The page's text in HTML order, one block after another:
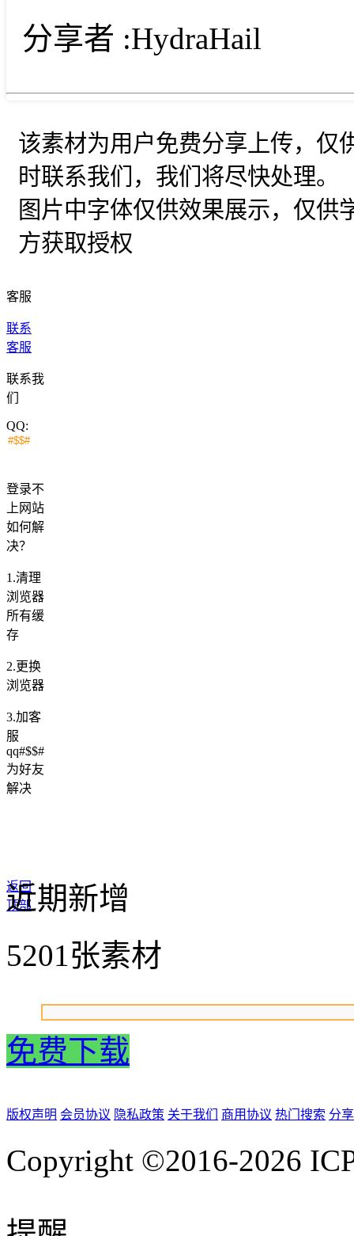
分享者 :HydraHail
该素材为用户免费分享上传，仅
时联系我们，我们将尽快处理。
图片中字体仅供效果展示，仅供
方获取授权
客服
联系
客服
联系我
们
QQ:
登录不
上网站
如何解
决？
1.清理
浏览器
所有缓
存
2.更换
浏览器
3.加客
服
qq#$$#
为好友
解决
返回
顶部
近期新增
5201张素材
免费下载
版权声明 会员协议 隐私政策 关于我们 商用协议 热门搜索 分
Copyright ©2016-2026